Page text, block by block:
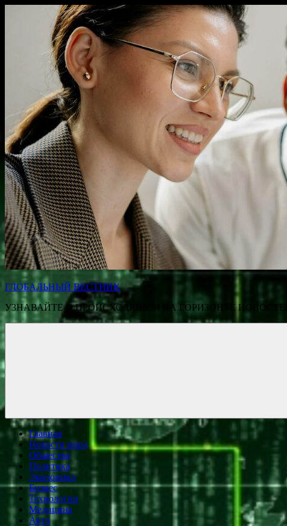
содержимому
ГЛОБАЛЬНЫЙ ВЕСТНИК
УЗНАВАЙТЕ О ПРОИСХОДЯЩЕМ НА ГОРИЗОНТЕ
Главная
Новости мира
Общество
Политика
Экономика
Бизнес
Технологии
Медицина
Авто